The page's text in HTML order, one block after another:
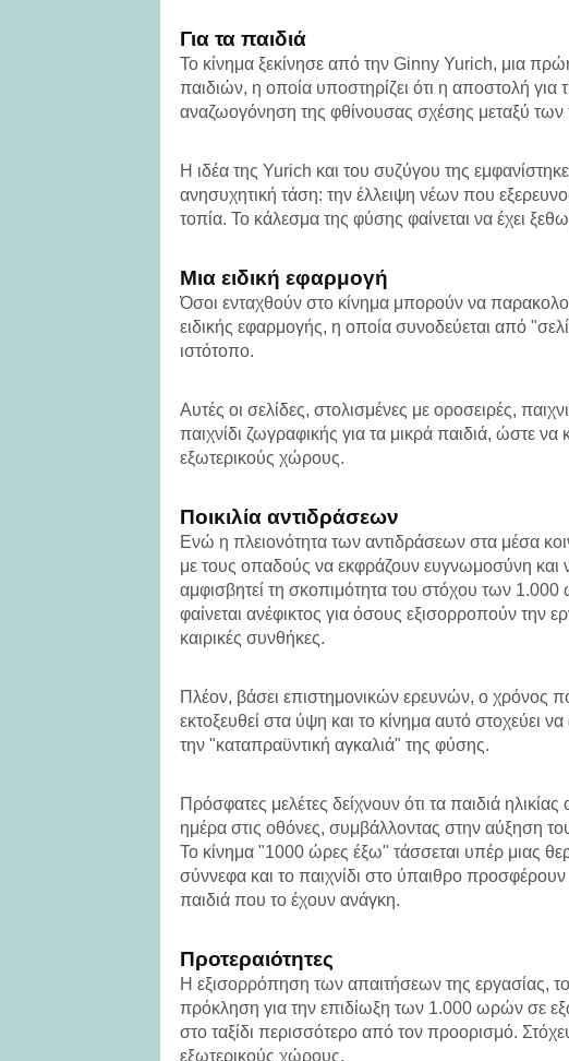
Για τα παιδιά
Το κίνημα ξεκίνησε από την Ginny Yurich, μια
παιδιών, η οποία υποστηρίζει ότι η αποστολή για
αναζωογόνηση της φθίνουσας σχέσης μεταξύ των
Η ιδέα της Yurich και του συζύγου της
ανησυχητική τάση: την έλλειψη νέων που
τοπία. Το κάλεσμα της φύσης φαίνεται να έχει
Μια ειδική εφαρμογή
Όσοι ενταχθούν στο κίνημα μπορούν να
ειδικής εφαρμογής, η οποία συνοδεύεται από
ιστότοπο.
Αυτές οι σελίδες, στολισμένες με οροσειρές,
παιχνίδι ζωγραφικής για τα μικρά παιδιά, ώστε
εξωτερικούς χώρους.
Ποικιλία αντιδράσεων
Ενώ η πλειονότητα των αντιδράσεων στα μέσα
με τους οπαδούς να εκφράζουν ευγνωμοσύνη και
αμφισβητεί τη σκοπιμότητα του στόχου των
φαίνεται ανέφικτος για όσους εξισορροπούν την
καιρικές συνθήκες.
Πλέον, βάσει επιστημονικών ερευνών, ο χρόνος
εκτοξευθεί στα ύψη και το κίνημα αυτό στοχεύει
την "καταπραϋντική αγκαλιά" της φύσης.
Πρόσφατες μελέτες δείχνουν ότι τα παιδιά
ημέρα στις οθόνες, συμβάλλοντας στην αύξηση
Το κίνημα "1000 ώρες έξω" τάσσεται υπέρ μιας
σύννεφα και το παιχνίδι στο ύπαιθρο
παιδιά που το έχουν ανάγκη.
Προτεραιότητες
Η εξισορρόπηση των απαιτήσεων της εργασίας,
πρόκληση για την επιδίωξη των 1.000 ωρών σε
στο ταξίδι περισσότερο από τον προορισμό.
εξωτερικούς χώρους.